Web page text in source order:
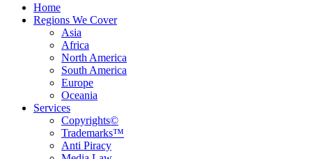
Home
Regions We Cover
Asia
Africa
North America
South America
Europe
Oceania
Services
Copyrights©
Trademarks™
Anti Piracy